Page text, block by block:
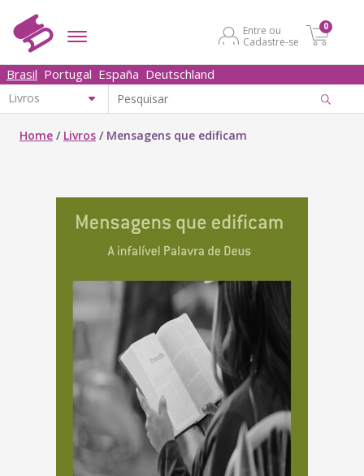
Entre ou
Cadastre-se
0
Brasil Portugal España Deutschland
Home / Livros / Mensagens que edificam